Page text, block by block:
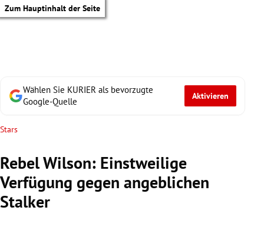
Zum Hauptinhalt der Seite
Wählen Sie KURIER als bevorzugte
Google-Quelle
Aktivieren
Stars
Rebel Wilson: Einstweilige
Verfügung gegen angeblichen
Stalker